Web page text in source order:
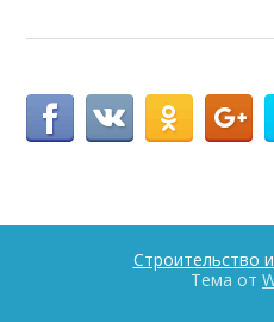
Строительство
Тема от